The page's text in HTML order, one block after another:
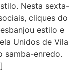
Nesta sexta-
cliques do
estilo e
Unidos de Vila
samba-enredo.